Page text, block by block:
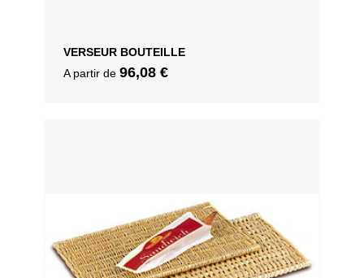
VERSEUR BOUTEILLE
A partir de 96,08 €